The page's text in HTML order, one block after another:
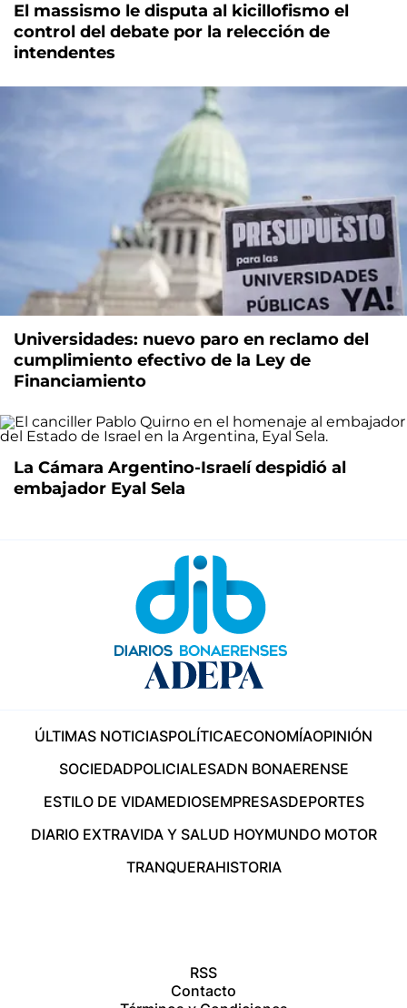
El massismo le disputa al kicillofismo el
control del debate por la relección de
intendentes
Universidades: nuevo paro en reclamo del
cumplimiento efectivo de la Ley de
Financiamiento
La Cámara Argentino-Israelí despidió al
embajador Eyal Sela
ÚLTIMAS NOTICIASPOLÍTICAECONOMÍAOPINIÓN
SOCIEDADPOLICIALESADN BONAERENSE
ESTILO DE VIDAMEDIOSEMPRESASDEPORTES
DIARIO EXTRAVIDA Y SALUD HOYMUNDO MOTOR
TRANQUERAHISTORIA
RSS
Contacto